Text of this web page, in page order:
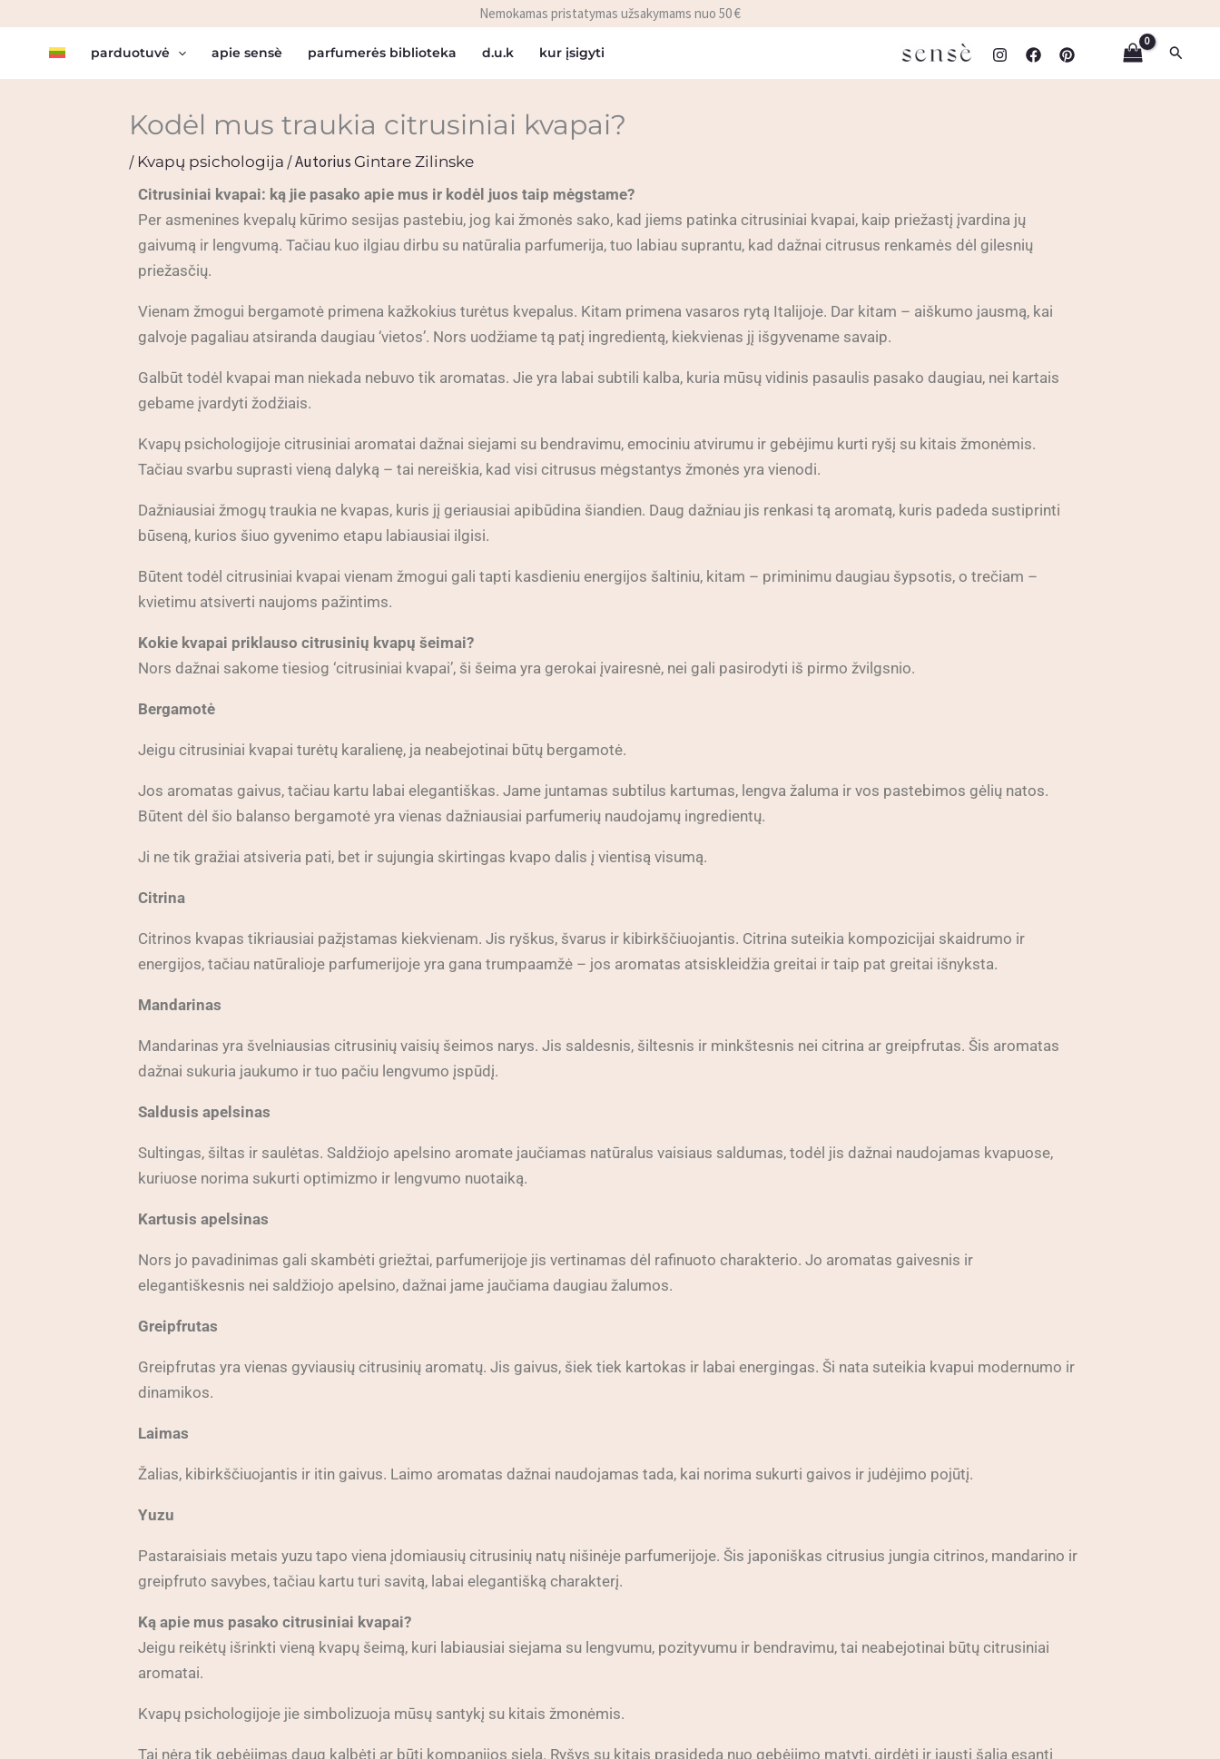
turinio
Nemokamas pristatymas užsakymams nuo 50 €
parduotuvė apie sensè parfumerės biblioteka d.u.k kur įsigyti
Kodėl mus traukia citrusiniai kvapai?
/ Kvapų psichologija / Autorius Gintare Zilinske
Citrusiniai kvapai: ką jie pasako apie mus ir kodėl juos taip mėgstame?
Per asmenines kvepalų kūrimo sesijas pastebiu, jog kai žmonės sako, kad jiems patinka citrusiniai kvapai, kaip priežastį įvardina jų
gaivumą ir lengvumą. Tačiau kuo ilgiau dirbu su natūralia parfumerija, tuo labiau suprantu, kad dažnai citrusus renkamės dėl gilesnių
priežasčių.
Vienam žmogui bergamotė primena kažkokius turėtus kvepalus. Kitam primena vasaros rytą Italijoje. Dar kitam – aiškumo jausmą, kai
galvoje pagaliau atsiranda daugiau ‘vietos’. Nors uodžiame tą patį ingredientą, kiekvienas jį išgyvename savaip.
Galbūt todėl kvapai man niekada nebuvo tik aromatas. Jie yra labai subtili kalba, kuria mūsų vidinis pasaulis pasako daugiau, nei kartais
gebame įvardyti žodžiais.
Kvapų psichologijoje citrusiniai aromatai dažnai siejami su bendravimu, emociniu atvirumu ir gebėjimu kurti ryšį su kitais žmonėmis.
Tačiau svarbu suprasti vieną dalyką – tai nereiškia, kad visi citrusus mėgstantys žmonės yra vienodi.
Dažniausiai žmogų traukia ne kvapas, kuris jį geriausiai apibūdina šiandien. Daug dažniau jis renkasi tą aromatą, kuris padeda sustiprinti
būseną, kurios šiuo gyvenimo etapu labiausiai ilgisi.
Būtent todėl citrusiniai kvapai vienam žmogui gali tapti kasdieniu energijos šaltiniu, kitam – priminimu daugiau šypsotis, o trečiam –
kvietimu atsiverti naujoms pažintims.
Kokie kvapai priklauso citrusinių kvapų šeimai?
Nors dažnai sakome tiesiog ‘citrusiniai kvapai’, ši šeima yra gerokai įvairesnė, nei gali pasirodyti iš pirmo žvilgsnio.
Bergamotė
Jeigu citrusiniai kvapai turėtų karalienę, ja neabejotinai būtų bergamotė.
Jos aromatas gaivus, tačiau kartu labai elegantiškas. Jame juntamas subtilus kartumas, lengva žaluma ir vos pastebimos gėlių natos.
Būtent dėl šio balanso bergamotė yra vienas dažniausiai parfumerių naudojamų ingredientų.
Ji ne tik gražiai atsiveria pati, bet ir sujungia skirtingas kvapo dalis į vientisą visumą.
Citrina
Citrinos kvapas tikriausiai pažįstamas kiekvienam. Jis ryškus, švarus ir kibirkščiuojantis. Citrina suteikia kompozicijai skaidrumo ir
energijos, tačiau natūralioje parfumerijoje yra gana trumpaamžė – jos aromatas atsiskleidžia greitai ir taip pat greitai išnyksta.
Mandarinas
Mandarinas yra švelniausias citrusinių vaisių šeimos narys. Jis saldesnis, šiltesnis ir minkštesnis nei citrina ar greipfrutas. Šis aromatas
dažnai sukuria jaukumo ir tuo pačiu lengvumo įspūdį.
Saldusis apelsinas
Sultingas, šiltas ir saulėtas. Saldžiojo apelsino aromate jaučiamas natūralus vaisiaus saldumas, todėl jis dažnai naudojamas kvapuose,
kuriuose norima sukurti optimizmo ir lengvumo nuotaiką.
Kartusis apelsinas
Nors jo pavadinimas gali skambėti griežtai, parfumerijoje jis vertinamas dėl rafinuoto charakterio. Jo aromatas gaivesnis ir
elegantiškesnis nei saldžiojo apelsino, dažnai jame jaučiama daugiau žalumos.
Greipfrutas
Greipfrutas yra vienas gyviausių citrusinių aromatų. Jis gaivus, šiek tiek kartokas ir labai energingas. Ši nata suteikia kvapui modernumo ir
dinamikos.
Laimas
Žalias, kibirkščiuojantis ir itin gaivus. Laimo aromatas dažnai naudojamas tada, kai norima sukurti gaivos ir judėjimo pojūtį.
Yuzu
Pastaraisiais metais yuzu tapo viena įdomiausių citrusinių natų nišinėje parfumerijoje. Šis japoniškas citrusius jungia citrinos, mandarino ir
greipfruto savybes, tačiau kartu turi savitą, labai elegantišką charakterį.
Ką apie mus pasako citrusiniai kvapai?
Jeigu reikėtų išrinkti vieną kvapų šeimą, kuri labiausiai siejama su lengvumu, pozityvumu ir bendravimu, tai neabejotinai būtų citrusiniai
aromatai.
Kvapų psichologijoje jie simbolizuoja mūsų santykį su kitais žmonėmis.
Tai nėra tik gebėjimas daug kalbėti ar būti kompanijos siela. Ryšys su kitais prasideda nuo gebėjimo matyti, girdėti ir jausti šalia esantį